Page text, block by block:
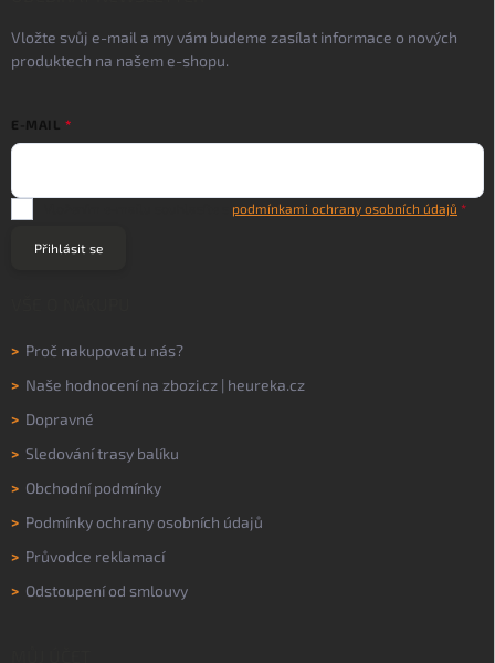
Vložte svůj e-mail a my vám budeme zasílat informace o nových
produktech na našem e-shopu.
E-MAIL
podmínkami ochrany osobních údajů
Přihlásit se
> Proč nakupovat u nás?
> Naše hodnocení na zbozi.cz | heureka.cz
> Dopravné
> Sledování trasy balíku
> Obchodní podmínky
> Podmínky ochrany osobních údajů
> Průvodce reklamací
> Odstoupení od smlouvy